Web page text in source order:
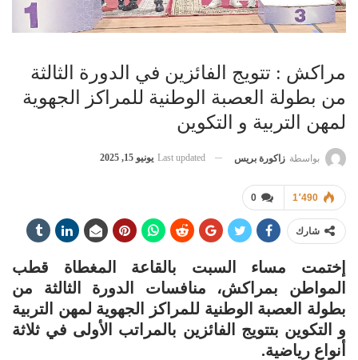
مراكش : تتويج الفائزين في الدورة الثالثة
من بطولة العصبة الوطنية للمراكز الجهوية
لمهن التربية و التكوين
بواسطة زاكورة بريس Last updated يونيو 15, 2025
0 1٬490
شارك
إختمت مساء السبت بالقاعة المغطاة قطب
المواطن بمراكش، منافسات الدورة الثالثة من
بطولة العصبة الوطنية للمراكز الجهوية لمهن التربية
و التكوين بتتويج الفائزين بالمراتب الأولى في ثلاثة
أنواع رياضية.